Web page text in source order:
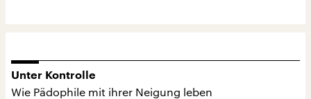
Unter Kontrolle
Wie Pädophile mit ihrer Neigung leben